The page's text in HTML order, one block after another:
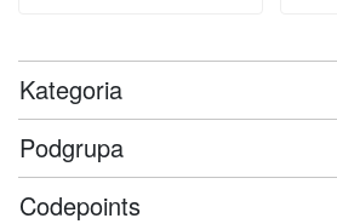
Kategoria
Podgrupa
Codepoints